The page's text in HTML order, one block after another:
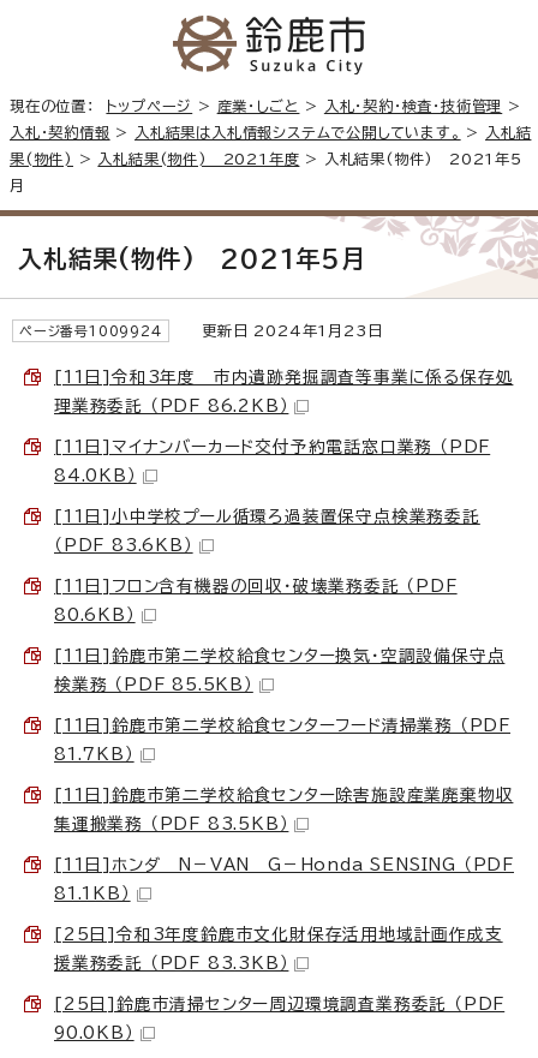
現在の位置： トップページ > 産業・しごと > 入札・契約・検査・技術管理
>
入札・契約情報 > 入札結果は入札情報システムで公開しています。 >
入札結
果(物件)
> 入札結果(物件) 2021年度 > 入札結果(物件) 2021年5
月
入札結果(物件) 2021年5月
ページ番号1009924 更新日 2024年1月23日
[11日]令和3年度 市内遺跡発掘調査等事業に係る保存処
理業務委託 （PDF 86.2KB）
[11日]マイナンバーカード交付予約電話窓口業務 （PDF
84.0KB）
[11日]小中学校プール循環ろ過装置保守点検業務委託
（PDF 83.6KB）
[11日]フロン含有機器の回収・破壊業務委託 （PDF
80.6KB）
[11日]鈴鹿市第二学校給食センター換気・空調設備保守点
検業務 （PDF 85.5KB）
[11日]鈴鹿市第二学校給食センターフード清掃業務 （PDF
81.7KB）
[11日]鈴鹿市第二学校給食センター除害施設産業廃棄物収
集運搬業務 （PDF 83.5KB）
[11日]ホンダ N－VAN G－Honda SENSING （PDF
81.1KB）
[25日]令和3年度鈴鹿市文化財保存活用地域計画作成支
援業務委託 （PDF 83.3KB）
[25日]鈴鹿市清掃センター周辺環境調査業務委託 （PDF
90.0KB）